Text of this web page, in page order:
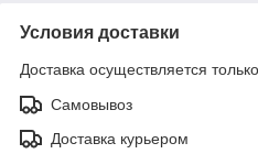
Условия доставки
Доставка осуществляется
Самовывоз
Доставка курьером